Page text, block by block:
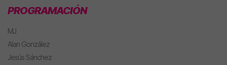
PROGRAMACIÓN
MJ
Alan González
Jesús Sánchez